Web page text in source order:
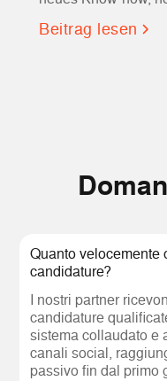
für euch!
Beitrag lesen
Quanto velocemente
candidature?
I nostri partner
candidature
sistema collaudato e
canali social,
passivo fin dal primo